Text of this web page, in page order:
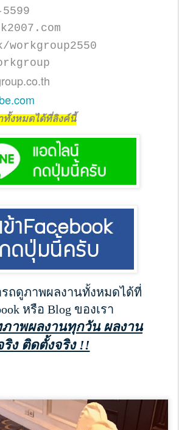
workgroup2550
ทั้งหมดได้ที่ลิงค์นี้
ถดูภาพผลงานทั้งหมดได้ที่
หรือ Blog ของเรา
ภาพผลงานทุกวัน ผลงาน
ริง ติดตั้งจริง !!